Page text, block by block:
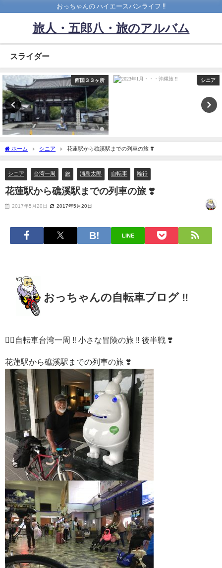
おっちゃんの ハイエースバンライフ ‼️
旅人・五郎八・旅のアルバム
スライダー
西国３３ヶ所 シニア
ホーム シニア 花蓮駅から礁溪駅までの列車の旅 ❣️
シニア 台湾一周 旅 浦島太郎 自転車 輪行
花蓮駅から礁溪駅までの列車の旅 ❣️
2017年5月20日 2017年5月20日
LINE
おっちゃんの自転車ブログ ‼︎
🚴‍♀️自転車台湾一周 ‼︎ 小さな冒険の旅 ‼︎ 後半戦 ❣️
花蓮駅から礁溪駅までの列車の旅 ❣️